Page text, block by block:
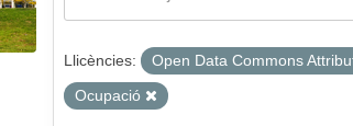
Llicències: Open Data Commons
Ocupació